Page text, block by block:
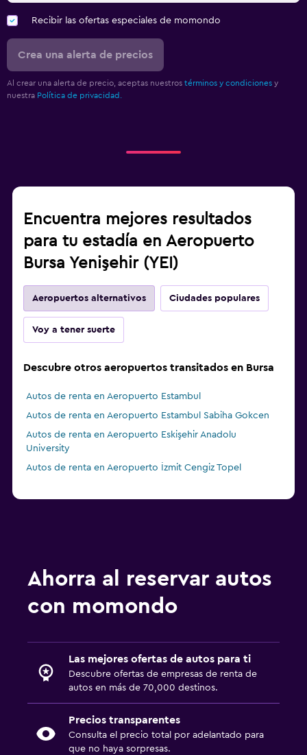
Recibir las ofertas especiales de momondo
Crea una alerta de precios
Al crear una alerta de precio, aceptas nuestros términos y condiciones y
nuestra Política de privacidad.
Encuentra mejores resultados
para tu estadía en Aeropuerto
Bursa Yenişehir (YEI)
Aeropuertos alternativos Ciudades populares
Voy a tener suerte
Descubre otros aeropuertos transitados en Bursa
Autos de renta en Aeropuerto Estambul
Autos de renta en Aeropuerto Estambul Sabiha Gokcen
Autos de renta en Aeropuerto Eskişehir Anadolu
University
Autos de renta en Aeropuerto İzmit Cengiz Topel
Ahorra al reservar autos
con momondo
Las mejores ofertas de autos para ti
Descubre ofertas de empresas de renta de
autos en más de 70,000 destinos.
Precios transparentes
Consulta el precio total por adelantado para
que no haya sorpresas.